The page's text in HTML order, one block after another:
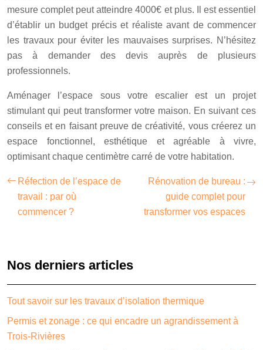
mesure complet peut atteindre 4000€ et plus. Il est essentiel
d’établir un budget précis et réaliste avant de commencer
les travaux pour éviter les mauvaises surprises. N’hésitez
pas à demander des devis auprès de plusieurs
professionnels.
Aménager l’espace sous votre escalier est un projet
stimulant qui peut transformer votre maison. En suivant ces
conseils et en faisant preuve de créativité, vous créerez un
espace fonctionnel, esthétique et agréable à vivre,
optimisant chaque centimètre carré de votre habitation.
Réfection de l’espace de
travail : par où
commencer ?
Rénovation de bureau :
guide complet pour
transformer vos espaces
Nos derniers articles
Tout savoir sur les travaux d’isolation thermique
Permis et zonage : ce qui encadre un agrandissement à
Trois-Rivières